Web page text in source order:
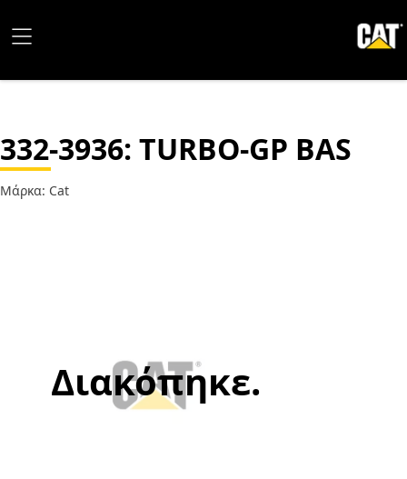
332-3936: TURBO-GP BAS
Μάρκα: Cat
Διακόπηκε.